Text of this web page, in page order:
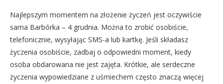
Najlepszym momentem na złożenie życzeń jest oczywiście
sama Barbórka – 4 grudnia. Można to zrobić osobiście,
telefonicznie, wysyłając SMS-a lub kartkę. Jeśli składasz
życzenia osobiście, zadbaj o odpowiedni moment, kiedy
osoba obdarowana nie jest zajęta. Krótkie, ale serdeczne
życzenia wypowiedziane z uśmiechem często znaczą więcej